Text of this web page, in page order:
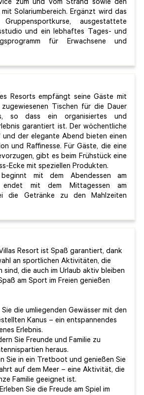
zum und vom Strand sowie den
Solariumbereich. Ergänzt wird das
ausgestattete
und ein lebhaftes Tages- und
für Erwachsene und
Resorts empfängt seine Gäste mit
Tischen für die Dauer
so dass ein organisiertes und
garantiert ist. Der wöchentliche
und der elegante Abend bieten einen
und Raffinesse. Für Gäste, die eine
gibt es beim Frühstück eine
Ecke mit speziellen Produkten.
mit dem Abendessen am
endet mit dem Mittagessen am
die Getränke zu den Mahlzeiten
Resort ist Spaß garantiert, dank
an sportlichen Aktivitäten, die
sind, die auch im Urlaub aktiv bleiben
am Sport im Freien genießen
die umliegenden Gewässer mit den
Kanus – ein entspannendes
Erlebnis.
Sie Freunde und Familie zu
heraus.
Sie in ein Tretboot und genießen Sie
auf dem Meer – eine Aktivität, die
Familie geeignet ist.
Sie die Freude am Spiel im